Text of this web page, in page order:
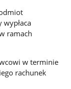
ramach
w terminie
rachunek